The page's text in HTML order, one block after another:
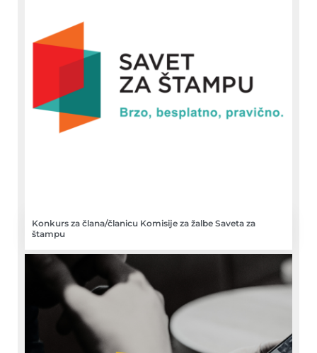
Konkurs za člana/članicu Komisije za žalbe Saveta za
štampu